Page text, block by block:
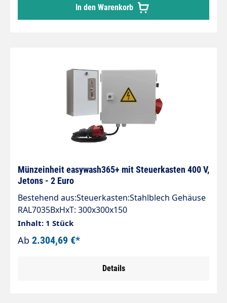
In den Warenkorb
Münzeinheit easywash365+ mit Steuerkasten 400 V,
Jetons - 2 Euro
Bestehend aus:Steuerkasten:Stahlblech Gehäuse
RAL7035BxHxT: 300x300x150
mmIP66Einspeisung: 2 m Leitung mit CEE-Stecker
16 A, 400VAC, 50Hz,
3Ph/N/PE.Steuerspannungsaufbereitung 24VAC,
mit Leistungsschütz 7,54kW.Zeitrelais zur
Inhalt: 1 Stück
Ab 2.304,69 €*
Details